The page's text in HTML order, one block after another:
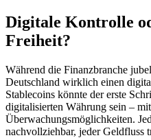
Digitale Kontrolle
Freiheit?
Während die Finanzbranche
Deutschland wirklich einen
Stablecoins könnte der erste
digitalisierten Währung sein –
Überwachungsmöglichkeiten.
nachvollziehbar, jeder Geldfluss